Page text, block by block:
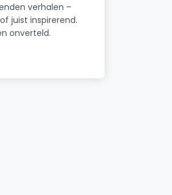
verhalen –
juist inspirerend.
onverteld.